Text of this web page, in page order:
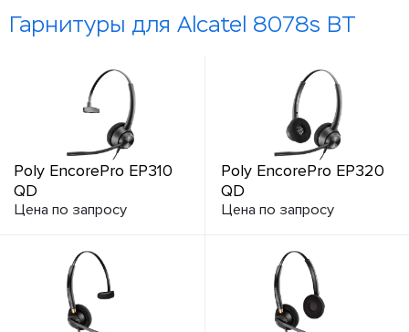
Гарнитуры для Alcatel 8078s BT
Poly EncorePro EP310
QD
Цена по запросу
Poly EncorePro EP320
QD
Цена по запросу